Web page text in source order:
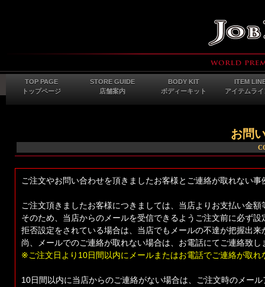
TOP PAGE
トップページ
STORE GUIDE
店舗案内
BODY KIT
ボディーキット
ITEM
アイテムラ
お問
ご注文やお問い合わせを頂きましたお客様とご連絡が取れない
ご注文頂きましたお客様につきましては、当店よりお支払い金
そのため、当店からのメールを受信できるようご注文前に必ず設
拒否設定をされている場合は、当店でもメールの不達が把握出
尚、メールでのご連絡が取れない場合は、お電話にてご連絡致し
※ご注文日より10日間以内にメールまたはお電話でご連絡が取
10日間以内に当店からのご連絡がない場合は、ご注文時のメー